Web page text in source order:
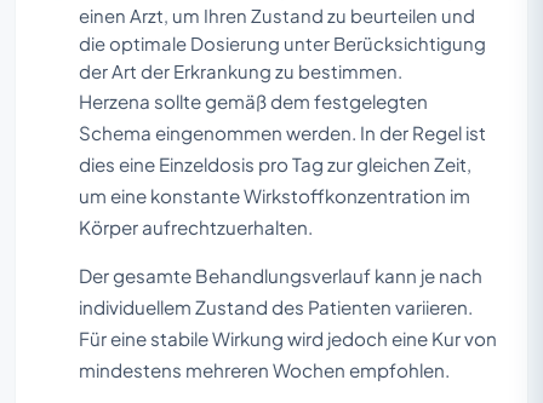
einen Arzt, um Ihren Zustand zu beurteilen und
die optimale Dosierung unter Berücksichtigung
der Art der Erkrankung zu bestimmen.
Herzena sollte gemäß dem festgelegten
Schema eingenommen werden. In der Regel ist
dies eine Einzeldosis pro Tag zur gleichen Zeit,
um eine konstante Wirkstoffkonzentration im
Körper aufrechtzuerhalten.
Der gesamte Behandlungsverlauf kann je nach
individuellem Zustand des Patienten variieren.
Für eine stabile Wirkung wird jedoch eine Kur von
mindestens mehreren Wochen empfohlen.